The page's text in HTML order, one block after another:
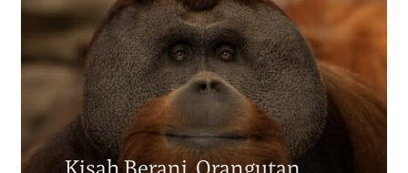
Populasi Orangutan
Sumatera Berkurang 2.700